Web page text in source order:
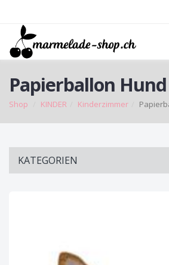
Papierballon Hund
Shop KINDER Kinderzimmer
KATEGORIEN